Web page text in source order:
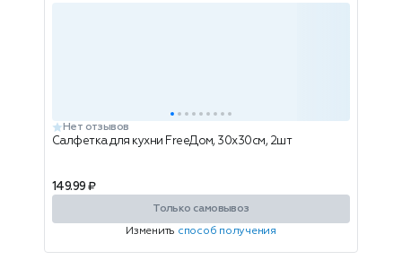
Нет отзывов
Салфетка для кухни FreeДом, 30x30см, 2шт
149.99 ₽
Только самовывоз
Изменить способ получения